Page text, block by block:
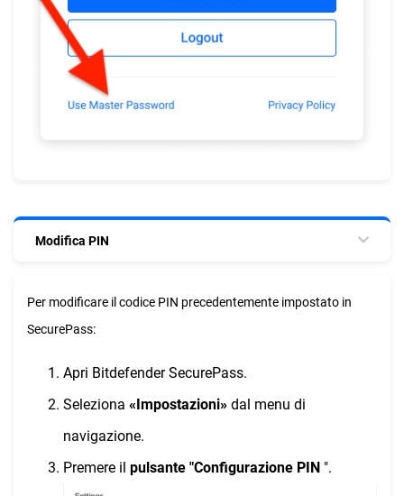
Modifica PIN
Per modificare il codice PIN precedentemente impostato in
SecurePass:
Apri Bitdefender SecurePass.
Seleziona «Impostazioni» dal menu di
navigazione.
Premere il pulsante "Configurazione PIN ".